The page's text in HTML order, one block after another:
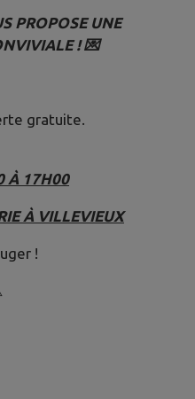
PROPOSE UNE
! 💌
gratuite.
À 17H00
À VILLEVIEUX
!